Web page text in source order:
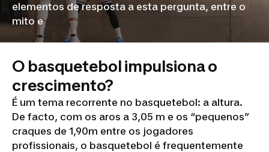
elementos de resposta a esta pergunta, entre o
mito e
O basquetebol impulsiona o
crescimento?
É um tema recorrente no basquetebol: a altura.
De facto, com os aros a 3,05 m e os “pequenos”
craques de 1,90m entre os jogadores
profissionais, o basquetebol é frequentemente